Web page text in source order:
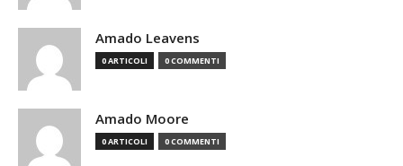
Amado Leavens
0 ARTICOLI 0 COMMENTI
Amado Moore
0 ARTICOLI 0 COMMENTI